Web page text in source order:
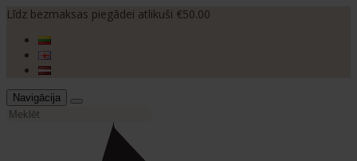
Līdz bezmaksas piegādei atlikuši €50.00
Navigācija